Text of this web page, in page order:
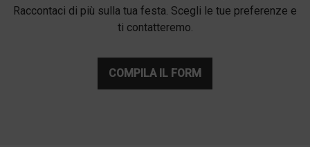
Raccontaci di più sulla tua festa. Scegli le tue preferenze e
ti contatteremo.
COMPILA IL FORM